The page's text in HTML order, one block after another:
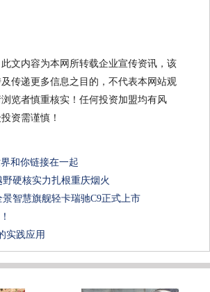
此文内容为本网所转载企业宣传资讯，该
传递更多信息之目的，不代表本网站观
览者慎重核实！任何投资加盟均有风
资需谨慎！
和你链接在一起
硬核实力扎根重庆烟火
智慧旗舰轻卡瑞驰C9正式上市
实践应用